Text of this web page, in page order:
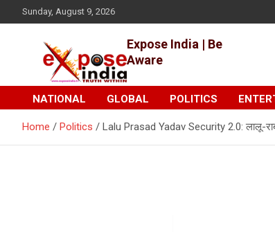
to
Sunday, August 9, 2026
Expose India | Be
Aware
NATIONAL GLOBAL POLITICS
Home Politics Lalu Prasad Yadav Security 2.0: लालू-